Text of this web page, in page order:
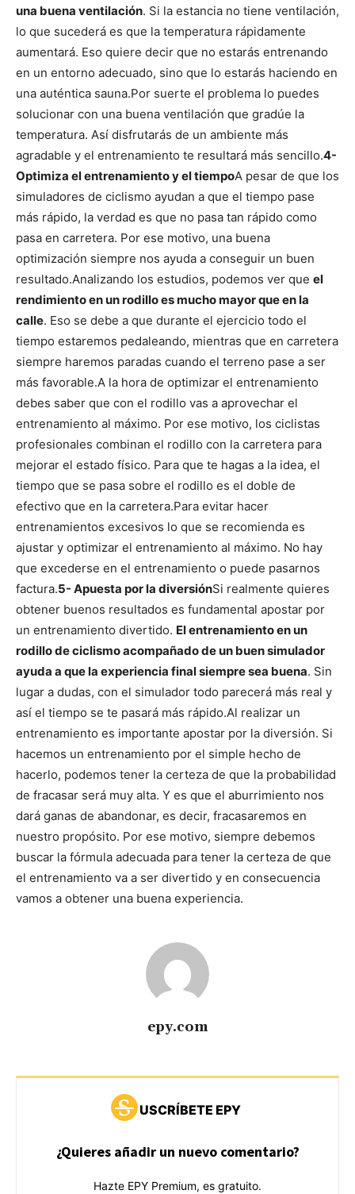
una buena ventilación. Si la estancia no tiene ventilación,
lo que sucederá es que la temperatura rápidamente
aumentará. Eso quiere decir que no estarás entrenando
en un entorno adecuado, sino que lo estarás haciendo en
una auténtica sauna.Por suerte el problema lo puedes
solucionar con una buena ventilación que gradúe la
temperatura. Así disfrutarás de un ambiente más
agradable y el entrenamiento te resultará más sencillo.4-
Optimiza el entrenamiento y el tiempoA pesar de que los
simuladores de ciclismo ayudan a que el tiempo pase
más rápido, la verdad es que no pasa tan rápido como
pasa en carretera. Por ese motivo, una buena
optimización siempre nos ayuda a conseguir un buen
resultado.Analizando los estudios, podemos ver que el
rendimiento en un rodillo es mucho mayor que en la
calle. Eso se debe a que durante el ejercicio todo el
tiempo estaremos pedaleando, mientras que en carretera
siempre haremos paradas cuando el terreno pase a ser
más favorable.A la hora de optimizar el entrenamiento
debes saber que con el rodillo vas a aprovechar el
entrenamiento al máximo. Por ese motivo, los ciclistas
profesionales combinan el rodillo con la carretera para
mejorar el estado físico. Para que te hagas a la idea, el
tiempo que se pasa sobre el rodillo es el doble de
efectivo que en la carretera.Para evitar hacer
entrenamientos excesivos lo que se recomienda es
ajustar y optimizar el entrenamiento al máximo. No hay
que excederse en el entrenamiento o puede pasarnos
factura.5- Apuesta por la diversiónSi realmente quieres
obtener buenos resultados es fundamental apostar por
un entrenamiento divertido. El entrenamiento en un
rodillo de ciclismo acompañado de un buen simulador
ayuda a que la experiencia final siempre sea buena. Sin
lugar a dudas, con el simulador todo parecerá más real y
así el tiempo se te pasará más rápido.Al realizar un
entrenamiento es importante apostar por la diversión. Si
hacemos un entrenamiento por el simple hecho de
hacerlo, podemos tener la certeza de que la probabilidad
de fracasar será muy alta. Y es que el aburrimiento nos
dará ganas de abandonar, es decir, fracasaremos en
nuestro propósito. Por ese motivo, siempre debemos
buscar la fórmula adecuada para tener la certeza de que
el entrenamiento va a ser divertido y en consecuencia
vamos a obtener una buena experiencia.
epy.com
USCRÍBETE EPY
¿Quieres añadir un nuevo comentario?
Hazte EPY Premium, es gratuito.